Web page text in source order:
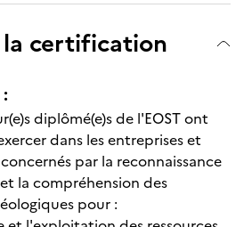
la certification
diplômé(e)s de l'EOST ont
dans les entreprises et
par la reconnaissance
la compréhension des
pour :